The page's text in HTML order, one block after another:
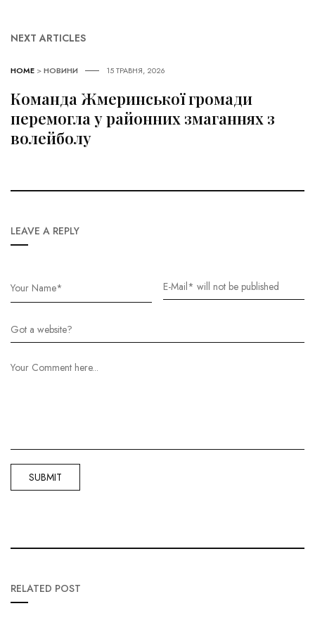
NEXT ARTICLES
HOME >НОВИНИ 15 ТРАВНЯ, 2026
Команда Жмеринської громади
перемогла у районних змаганнях з
волейболу
LEAVE A REPLY
RELATED POST